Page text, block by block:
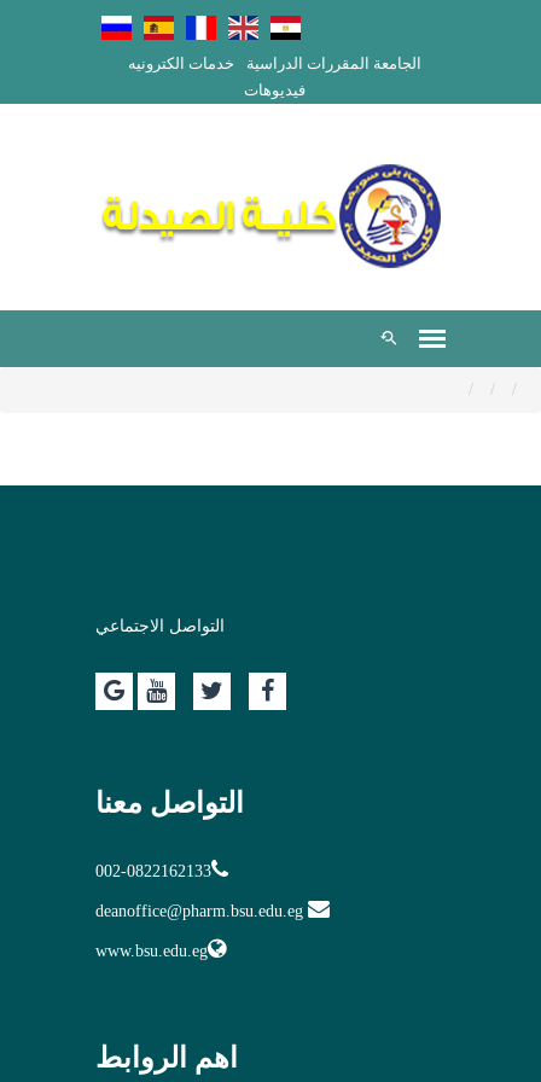
الجامعة المقررات الدراسية
خدمات الكترونيه
فيديوهات
التواصل الاجتماعي
التواصل معنا
002-0822162133
www.bsu.edu.eg
اهم الروابط